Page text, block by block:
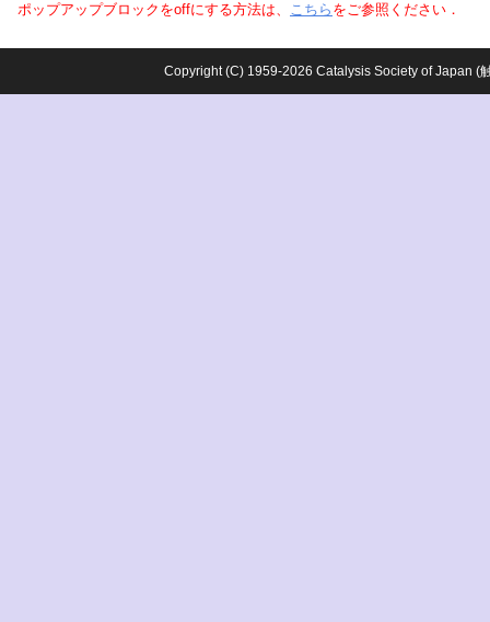
ポップアップブロックをoffにする方法は、 こちら をご参照ください．
Copyright (C) 1959-2026 Catalysis Society of Japan (